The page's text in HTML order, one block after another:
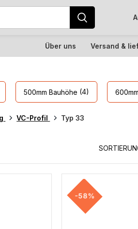
Über uns Versand &
500mm Bauhöhe (4)
VC-Profil Typ 33
-58%